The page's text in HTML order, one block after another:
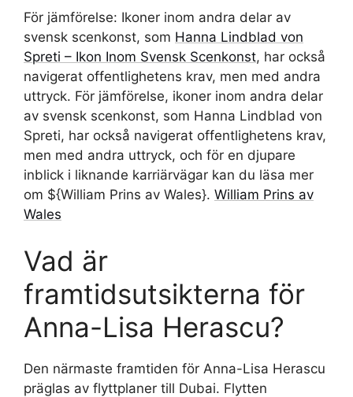
För jämförelse: Ikoner inom andra delar av
svensk scenkonst, som Hanna Lindblad von
Spreti – Ikon Inom Svensk Scenkonst, har också
navigerat offentlighetens krav, men med andra
uttryck. För jämförelse, ikoner inom andra delar
av svensk scenkonst, som Hanna Lindblad von
Spreti, har också navigerat offentlighetens krav,
men med andra uttryck, och för en djupare
inblick i liknande karriärvägar kan du läsa mer
om ${William Prins av Wales}. William Prins av
Wales
Vad är
framtidsutsikterna för
Anna-Lisa Herascu?
Den närmaste framtiden för Anna-Lisa Herascu
präglas av flyttplaner till Dubai. Flytten